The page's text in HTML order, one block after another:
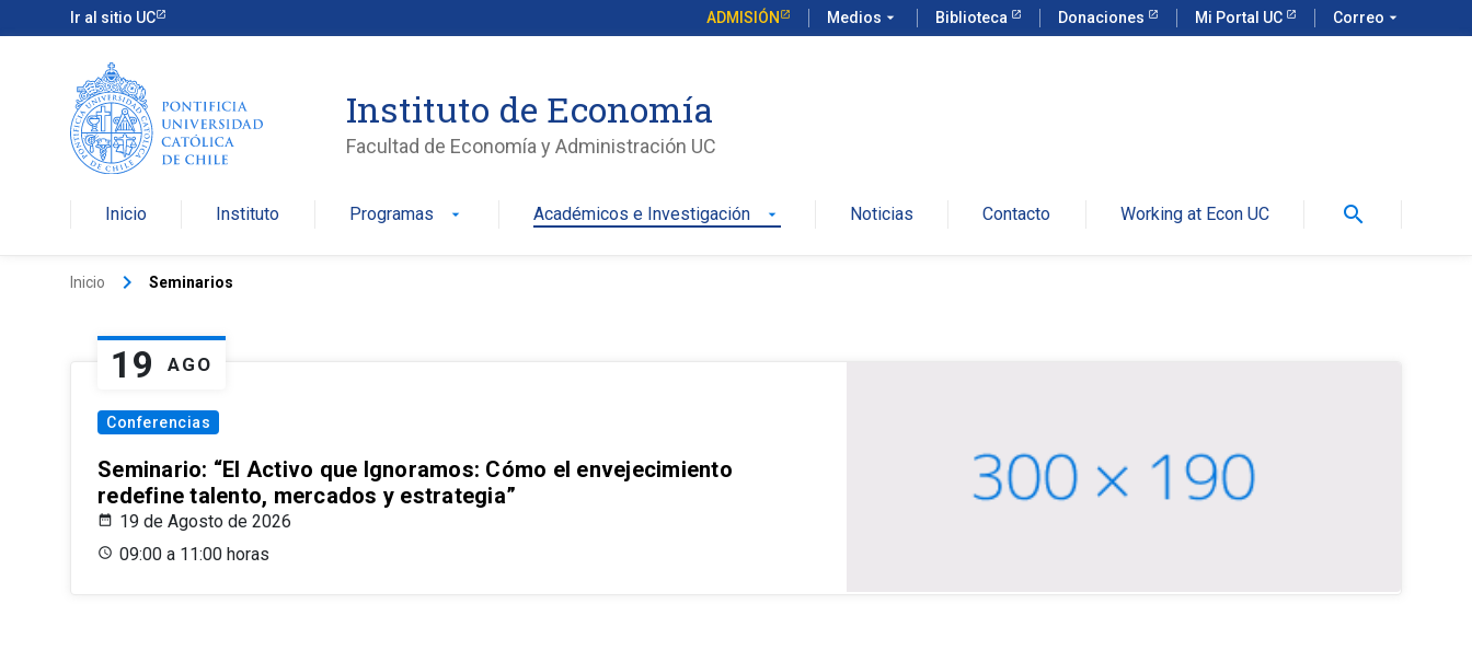
Ir al sitio UC ADMISIÓN Medios arrow_drop_down Biblioteca Donaciones Mi Portal UC Correo arrow_drop_down
Instituto de Economía
Facultad de Economía y Administración UC
Inicio Instituto Programas arrow_drop_down Académicos e Investigación arrow_drop_down Noticias Contacto Working at Econ UC search
Inicio keyboard_arrow_right Seminarios
19 AGO
Conferencias
Seminario: “El Activo que Ignoramos: Cómo el envejecimiento
redefine talento, mercados y estrategia”
19 de Agosto de 2026
09:00 a 11:00 horas